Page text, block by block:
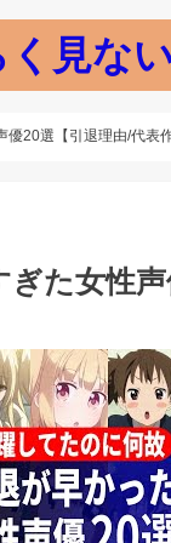
見な
20選【引退理由/代表作
た女性